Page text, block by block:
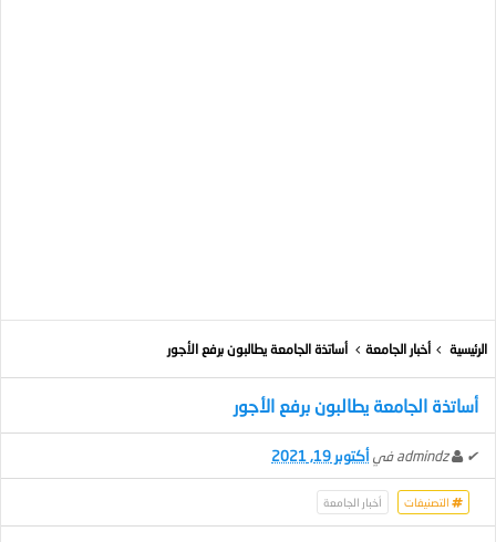
الرئيسية أخبار الجامعة أساتذة الجامعة يطالبون برفع الأجور
أساتذة الجامعة يطالبون برفع الأجور
✔
admindz فيأكتوبر 19, 2021
التصنيفات أخبار الجامعة